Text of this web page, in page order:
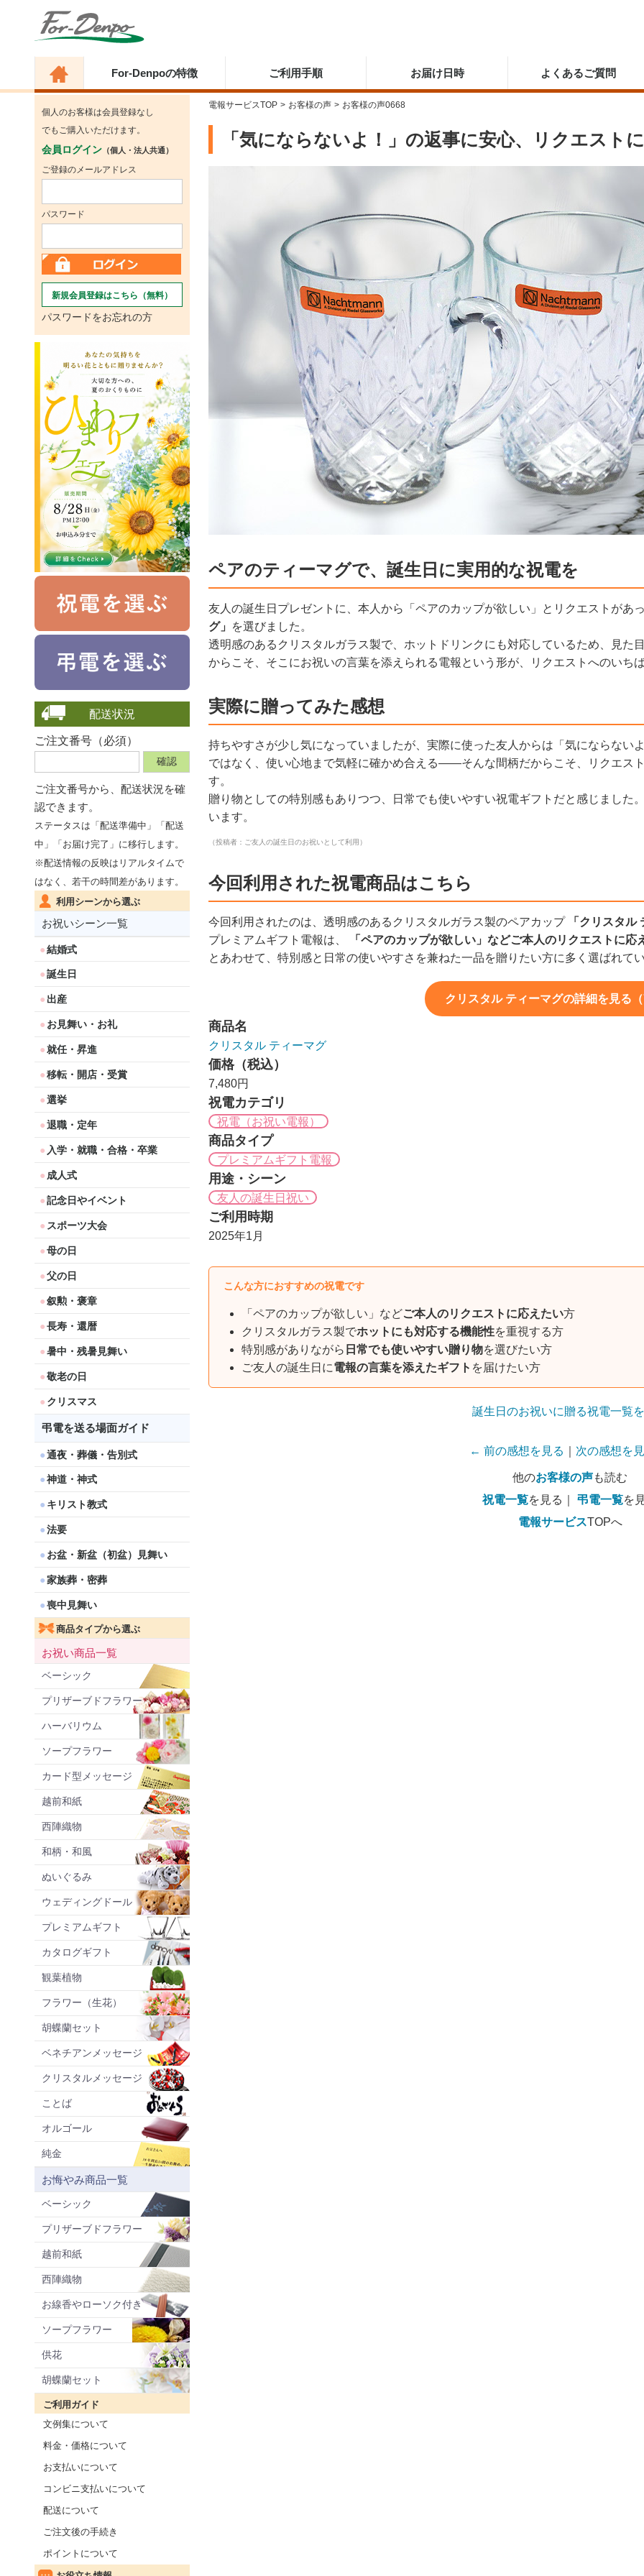
For-Denpoの特徴 ご利用手順 お届け日時 よくあるご質問
個人のお客様は会員登録なし
でもご購入いただけます。
会員ログイン （個人・法人共通）
ご登録のメールアドレス
パスワード
新規会員登録はこちら（無料）
パスワードをお忘れの方
配送状況
ご注文番号（必須）
ご注文番号から、 配送状況を確
認できます。
ステータスは「配送準備中」「配送
中」「お届け完了」に移行します。
※配送情報の反映はリアルタイムで
はなく、若干の時間差があります。
利用シーンから選ぶ
お祝いシーン一覧
結婚式
誕生日
出産
お見舞い・お礼
就任・昇進
移転・開店・受賞
選挙
退職・定年
入学・就職・合格・卒業
成人式
記念日やイベント
スポーツ大会
母の日
父の日
叙勲・褒章
長寿・還暦
暑中・残暑見舞い
敬老の日
クリスマス
弔電を送る場面ガイド
通夜・葬儀・告別式
神道・神式
キリスト教式
法要
お盆・新盆（初盆）見舞い
家族葬・密葬
喪中見舞い
商品タイプから選ぶ
お祝い商品一覧
ベーシック
プリザーブドフラワー
ハーバリウム
ソープフラワー
カード型メッセージ
越前和紙
西陣織物
和柄・和風
ぬいぐるみ
ウェディングドール
プレミアムギフト
カタログギフト
観葉植物
フラワー（生花）
胡蝶蘭セット
ベネチアンメッセージ
クリスタルメッセージ
ことば
オルゴール
純金
お悔やみ商品一覧
ベーシック
プリザーブドフラワー
越前和紙
西陣織物
お線香やローソク付き
ソープフラワー
供花
胡蝶蘭セット
ご利用ガイド
文例集について
料金・価格について
お支払いについて
コンビニ支払いについて
配送について
ご注文後の手続き
ポイントについて
電報サービスTOP > お客様の声 > お客様の声0668
「気にならないよ！」の返事に安心、リクエスト
ペアのティーマグで、誕生日に実用的な祝電を
友人の誕生日プレゼントに、本人から「ペアのカップが欲しい」とリクエストがあ
グ」
を選びました。
透明感のあるクリスタルガラス製で、ホットドリンクにも対応しているため、見た
からこそ、そこにお祝いの言葉を添えられる電報という形が、リクエストへのいち
実際に贈ってみた感想
持ちやすさが少し気になっていましたが、実際に使った友人からは「気にならない
ではなく、使い心地まで気軽に確かめ合える——そんな間柄だからこそ、リクエス
す。
贈り物としての特別感もありつつ、日常でも使いやすい祝電ギフトだと感じました
います。
（投稿者：ご友人の誕生日のお祝いとして利用）
今回利用された祝電商品はこちら
今回利用されたのは、透明感のあるクリスタルガラス製のペアカップ 「クリスタル
プレミアムギフト電報は、
「ペアのカップが欲しい」などご本人のリクエストに応
とあわせて、特別感と日常の使いやすさを兼ねた一品を贈りたい方に多く選ばれてい
クリスタル ティーマグの詳細を見る（
商品名
クリスタル ティーマグ
価格（税込）
7,480円
祝電カテゴリ
祝電（お祝い電報）
商品タイプ
プレミアムギフト電報
用途・シーン
友人の誕生日祝い
ご利用時期
2025年1月
こんな方におすすめの祝電です
「ペアのカップが欲しい」などご本人のリクエストに応えたい方
クリスタルガラス製でホットにも対応する機能性を重視する方
特別感がありながら 日常でも使いやすい贈り物を選びたい方
ご友人の誕生日に電報の言葉を添えたギフト を届けたい方
誕生日のお祝いに贈る祝電一覧
← 前の感想を見る 次の感想を
他のお客様の声も読む
祝電一覧を見る｜ 弔電一覧を
電報サービスTOPへ